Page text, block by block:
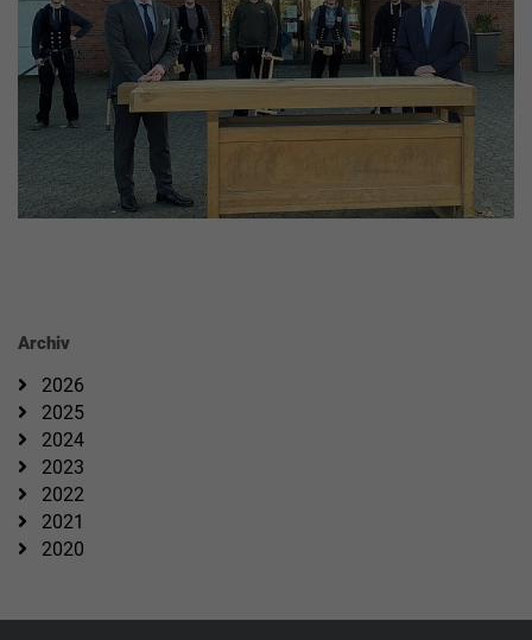
Archiv
2026
2025
2024
2023
2022
2021
2020